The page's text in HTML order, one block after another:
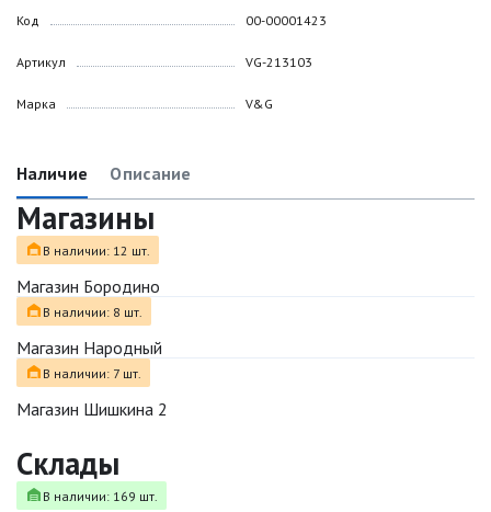
Код
Артикул
Марка
00-00001423
VG-213103
V&G
Наличие Описание
Магазины
В наличии: 12 шт.
Магазин Бородино
В наличии: 8 шт.
Магазин Народный
В наличии: 7 шт.
Магазин Шишкина 2
Склады
В наличии: 169 шт.